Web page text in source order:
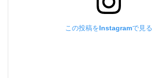
この投稿をInstagramで見る